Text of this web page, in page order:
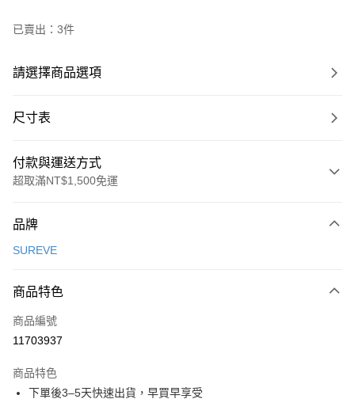
已賣出：3件
請選擇商品選項
尺寸表
付款與運送方式
超取滿NT$1,500免運
信用卡一次付款
Apple Pay
街口支付
運送方式
品牌
SUREVE
商品特色
商品編號
11703937
商品特色
下單後3–5天快速出貨，早買早享受